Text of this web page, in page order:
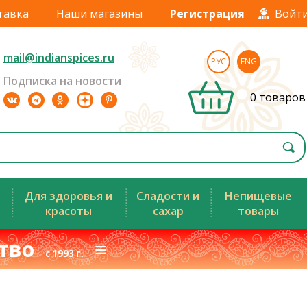
Наши магазины Регистрация
mail@indianspices.ru
Подписка на новости
РУС ENG
0 товаров
Для здоровья и
красоты
Сладости и
сахар
Непищевые
товары
с 1993 г.≡